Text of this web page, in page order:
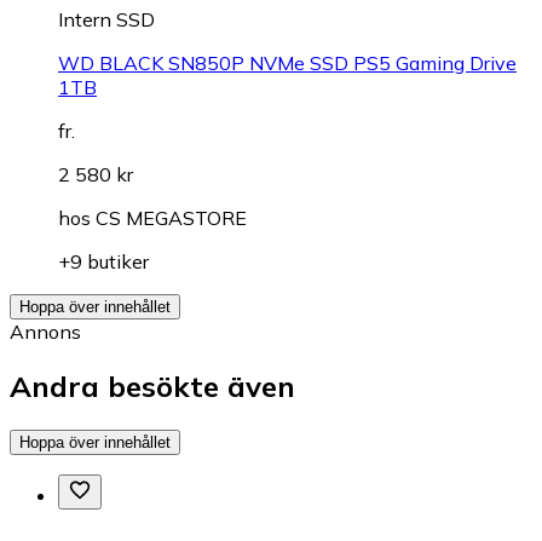
Intern SSD
WD BLACK SN850P NVMe SSD PS5 Gaming Drive
1TB
fr.
2 580 kr
hos CS MEGASTORE
+9 butiker
Hoppa över innehållet
Annons
Andra besökte även
Hoppa över innehållet